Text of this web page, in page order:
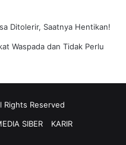
Ditolerir, Saatnya Hentikan!
Waspada dan Tidak Perlu
Reserved
SIBER KARIR